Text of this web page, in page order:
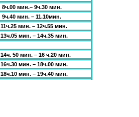
8ч.00 мин.– 9ч.30 мин.
9ч.40 мин. – 11.10мин.
11ч.25 мин. – 12ч.55 мин.
13ч.05 мин. – 14ч.35 мин.
14ч. 50 мин. – 16 ч.20 мин.
16ч.30 мин. – 18ч.00 мин.
18ч.10 мин. – 19ч.40 мин.